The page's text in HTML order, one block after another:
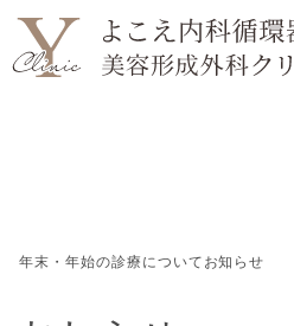
年末・年始の診療についてお知らせ